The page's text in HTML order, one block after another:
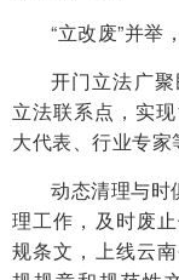
“立改废”并
开门立法广
立法联系点，实
大代表、行业专家
动态清理与时
理工作，及时废
规条文，上线云